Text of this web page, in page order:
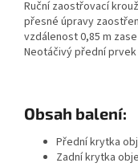
Ruční zaostřovací
přesné úpravy
vzdálenost 0,85 m
Neotáčivý přední
Obsah balení:
Přední krytka
Zadní krytka